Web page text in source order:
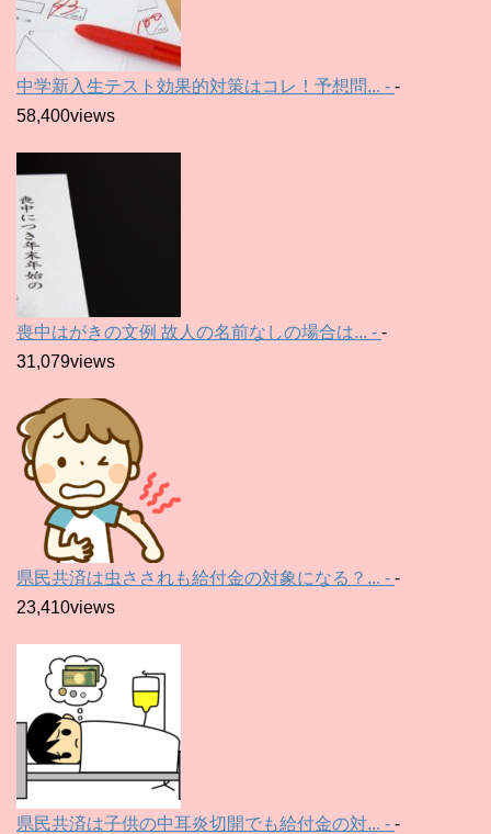
中学新入生テスト効果的対策はコレ！予想問... - -
58,400views
喪中はがきの文例 故人の名前なしの場合は... - -
31,079views
県民共済は虫さされも給付金の対象になる？... - -
23,410views
県民共済は子供の中耳炎切開でも給付金の対... - -